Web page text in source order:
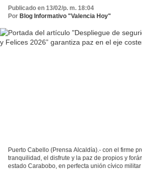
Publicado en 13/02/p. m. 18:04
Por Blog Informativo "Valencia Hoy"
Puerto Cabello (Prensa Alcaldía).- con el firme
tranquilidad, el disfrute y la paz de propios y
estado Carabobo, en perfecta unión cívico